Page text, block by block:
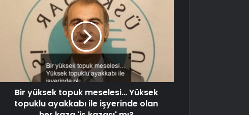
Bir yüksek topuk meselesi… Yüksek
topuklu ayakkabı ile işyerinde olan